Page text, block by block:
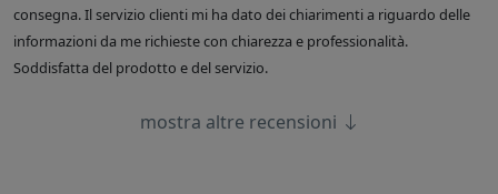
consegna. Il servizio clienti mi ha dato dei chiarimenti a riguardo delle
informazioni da me richieste con chiarezza e professionalità.
Soddisfatta del prodotto e del servizio.
mostra altre recensioni